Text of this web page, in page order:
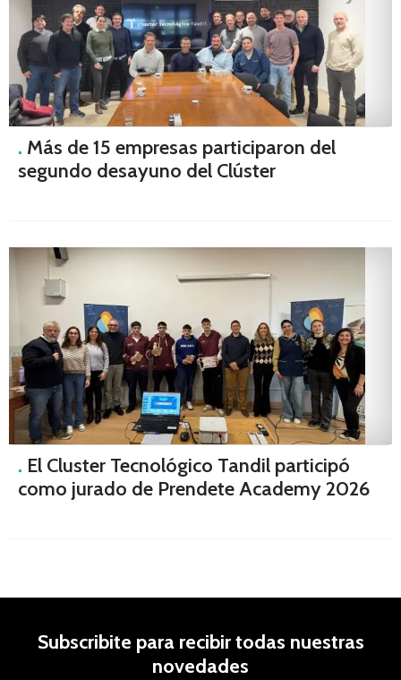
. Más de 15 empresas participaron del
segundo desayuno del Clúster
. El Cluster Tecnológico Tandil participó
como jurado de Prendete Academy 2026
Subscribite para recibir todas nuestras
novedades